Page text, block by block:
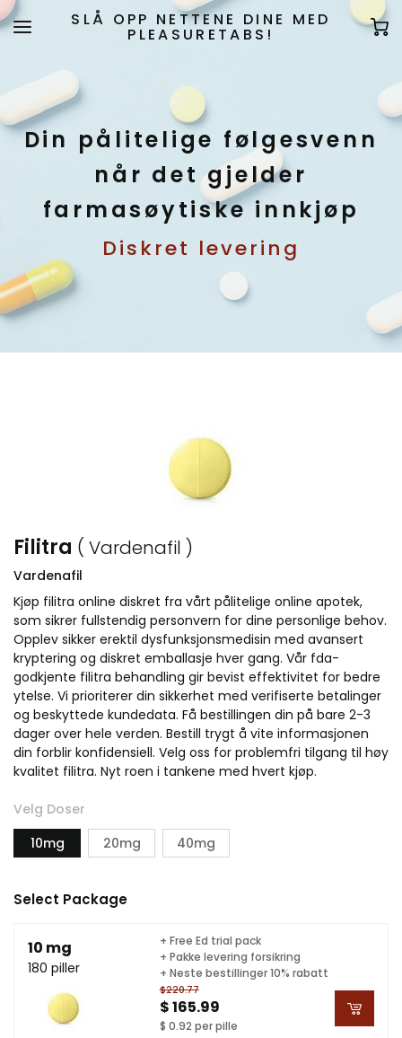
SLÅ OPP NETTENE DINE MED
PLEASURETABS!
Din pålitelige følgesvenn
når det gjelder
farmasøytiske innkjøp
Diskret levering
Filitra ( Vardenafil )
Vardenafil
Kjøp filitra online diskret fra vårt pålitelige online apotek,
som sikrer fullstendig personvern for dine personlige behov.
Opplev sikker erektil dysfunksjonsmedisin med avansert
kryptering og diskret emballasje hver gang. Vår fda-
godkjente filitra behandling gir bevist effektivitet for bedre
ytelse. Vi prioriterer din sikkerhet med verifiserte betalinger
og beskyttede kundedata. Få bestillingen din på bare 2-3
dager over hele verden. Bestill trygt å vite informasjonen
din forblir konfidensiell. Velg oss for problemfri tilgang til høy
kvalitet filitra. Nyt roen i tankene med hvert kjøp.
Velg Doser
10mg
20mg 40mg
Select Package
10 mg
180 piller
$220.77
$ 165.99
$ 0.92 per pille
+ Free Ed trial pack
+ Pakke levering forsikring
+ Neste bestillinger 10% rabatt